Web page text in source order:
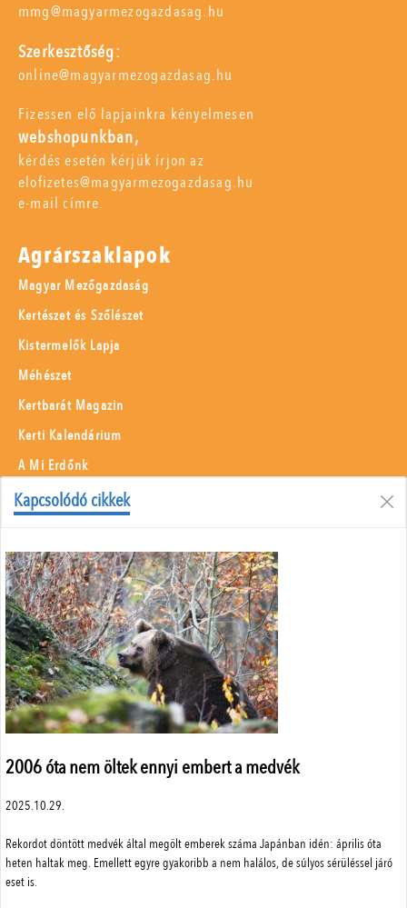
Kapcsolódó cikkek
2006 óta nem öltek ennyi embert a medvék
2025.10.29.
Rekordot döntött medvék által megölt emberek száma Japánban idén: április óta
heten haltak meg. Emellett egyre gyakoribb a nem halálos, de súlyos sérüléssel járó
eset is.
mmg@magyarmezogazdasag.hu
Szerkesztőség:
online@magyarmezogazdasag.hu
Fizessen elő lapjainkra kényelmesen
webshopunkban,
kérdés esetén kérjük írjon az
elofizetes@magyarmezogazdasag.hu
e-mail címre.
Agrárszaklapok
Magyar Mezőgazdaság
Kertészet és Szőlészet
Kistermelők Lapja
Méhészet
Kertbarát Magazin
Kerti Kalendárium
A Mi Erdőnk
Borászati Füzetek
Menü
Adatvédelem
Szerzői jogok
Impresszum
Médiaajánlat
Központi elérhetőségek
ÁSZF
SimplePay adattovábbítási nyilatkozat
A weboldalon a minőségi felhasználói élmény érdekében sütiket
használunk.
Részletek